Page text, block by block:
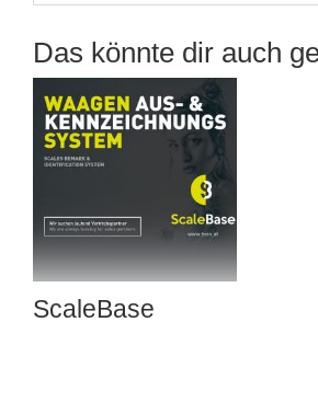
Das könnte dir auch
ScaleBase